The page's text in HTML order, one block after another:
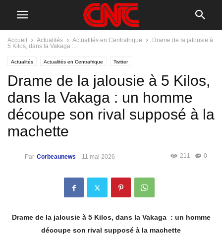
Accueil Actualités Actualités en Centrafrique
Drame de la jalousie à
5 Kilos, dans la Vakaga :...
Actualités Actualités en Centrafrique Twitter
Drame de la jalousie à 5 Kilos,
dans la Vakaga : un homme
découpe son rival supposé à la
machette
Par Corbeaunews - 11 mai 2026 0
211
Drame de la jalousie à 5 Kilos, dans la Vakaga : un homme
découpe son rival supposé à la machette